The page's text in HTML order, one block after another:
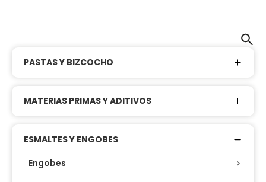
PASTAS Y BIZCOCHO
MATERIAS PRIMAS Y ADITIVOS
ESMALTES Y ENGOBES
Engobes